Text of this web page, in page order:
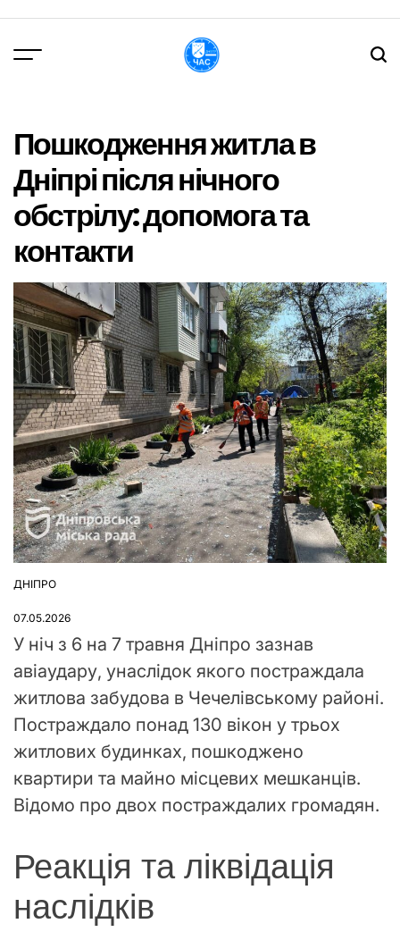
вмісту
Пошкодження житла в
Дніпрі після нічного
обстрілу: допомога та
контакти
ОПУБЛІКУВАТИ
ДНІПРО
07.05.2026
У ніч з 6 на 7 травня Дніпро зазнав
авіаудару, унаслідок якого постраждала
житлова забудова в Чечелівському районі.
Постраждало понад 130 вікон у трьох
житлових будинках, пошкоджено
квартири та майно місцевих мешканців.
Відомо про двох постраждалих громадян.
Реакція та ліквідація
наслідків